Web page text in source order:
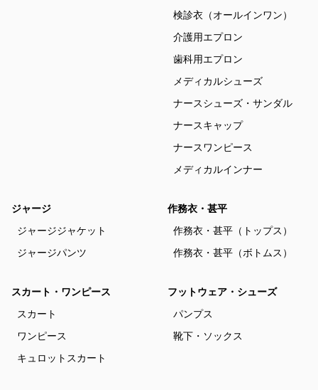
検診衣（オールインワン）
介護用エプロン
歯科用エプロン
メディカルシューズ
ナースシューズ・サンダル
ナースキャップ
ナースワンピース
メディカルインナー
ジャージ
ジャージジャケット
ジャージパンツ
作務衣・甚平
作務衣・甚平（トップス）
作務衣・甚平（ボトムス）
スカート・ワンピース
スカート
ワンピース
キュロットスカート
フットウェア・シューズ
パンプス
靴下・ソックス